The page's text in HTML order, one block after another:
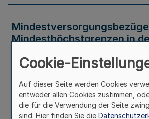
Mindesthöchstgrenzen in
Verwaltungsvorschrift
Cookie-
Auf dieser Seite werden Cookies
entweder allen Cookies zustimmen,
die für die Verwendung der Seite
sind. Hier finden Sie die